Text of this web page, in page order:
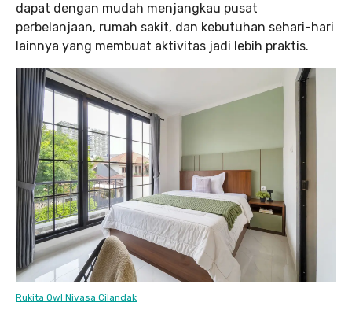
dapat dengan mudah menjangkau pusat
perbelanjaan, rumah sakit, dan kebutuhan sehari-hari
lainnya yang membuat aktivitas jadi lebih praktis.
Rukita Owl Nivasa Cilandak